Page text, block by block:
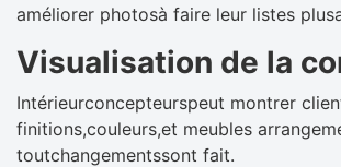
améliorer photosà faire leur listes
Visualisation de la
Intérieurconcepteurspeut montrer
finitions,couleurs,et meubles
toutchangementssont fait.